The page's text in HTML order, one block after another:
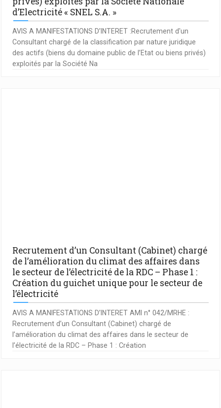
d’Electricité « SNEL S.A. »
AVIS A MANIFESTATIONS D’INTERET :Recrutement d'un
Consultant chargé de la classification par nature juridique
des actifs (biens du domaine public de l’Etat ou biens privés)
exploités par la Société Na
Recrutement d’un Consultant (Cabinet) chargé
de l’amélioration du climat des affaires dans
le secteur de l’électricité de la RDC – Phase 1 :
Création du guichet unique pour le secteur de
l’électricité
AVIS A MANIFESTATIONS D’INTERET AMI n° 042/MRHE :
Recrutement d’un Consultant (Cabinet) chargé de
l’amélioration du climat des affaires dans le secteur de
l’électricité de la RDC – Phase 1 : Création